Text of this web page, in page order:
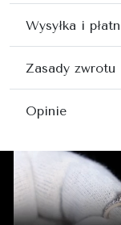
Wysyłka i
Zasady zwrotu
Opinie